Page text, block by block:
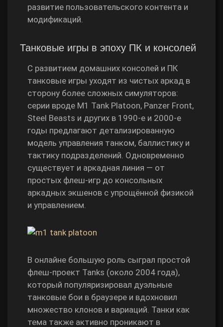
развитие пользовательского контента и
модификаций.
Танковые игры в эпоху ПК и консолей
С развитием домашних консолей и ПК
танковые игры уходят из чистых аркад в
сторону более сложных симуляторов:
серии вроде M1 Tank Platoon, Panzer Front,
Steel Beasts и других в 1990‑е и 2000‑е
годы предлагают детализированную
модель управления танком, баллистику и
тактику подразделений. Одновременно
существует и аркадная линия — от
простых флеш‑игр до консольных
аркадных экшенов с упрощённой физикой
и управлением.
В онлайне большую роль сыграл простой
флеш‑проект Tanks (около 2004 года),
который популяризировал дуэльные
танковые бои в браузере и вдохновил
множество клонов и вариаций. Танки как
тема также активно проникают в